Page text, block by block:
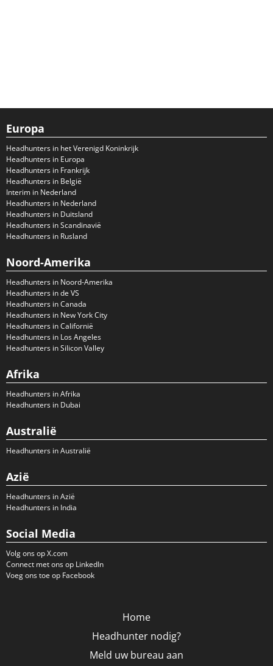
Europa
Headhunters in het Verenigd Koninkrijk
Headhunters in Europa
Headhunters in Frankrijk
Headhunters in België
Interim in Nederland
Headhunters in Nederland
Headhunters in Duitsland
Headhunters in Scandinavië
Headhunters in Rusland
Noord-Amerika
Headhunters in Noord-Amerika
Headhunters in de VS
Headhunters in Canada
Headhunters in New York City
Headhunters in Californië
Headhunters in Los Angeles
Headhunters in Silicon Valley
Afrika
Headhunters in Afrika
Headhunters in Dubai
Australië
Headhunters in Australië
Azië
Headhunters in Azië
Headhunters in India
Social Media
Volg ons op X.com
Connect met ons op LinkedIn
Voeg ons toe op Facebook
Home
Headhunter nodig?
Meld uw bureau aan